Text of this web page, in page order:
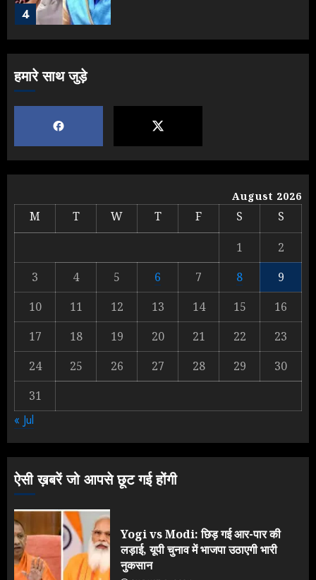
4
1
Yogi vs Modi: छिड़ गई आर-पार की
लड़ाई, यूपी चुनाव में भाजपा उठाएगी भारी
नुकसान
2
Yogi Government ने विज्ञापनों पर
उड़ाए करोड़ों, टूट गया मोदी का रिकॉर्ड !
3
Rahul Gandhi के तीखे वार से बार-बार
हमारे साथ जुड़े
August 2026
M T W T F S
S
1
2
3
4 5 6 7 8
9
10
11 12 13 14 15
16
17
18 19 20 21 22
23
24
25 26 27 28 29
30
31
« Jul
ऐसी ख़बरें जो आपसे छूट गई होंगी
Yogi vs Modi: छिड़ गई आर-पार की
लड़ाई, यूपी चुनाव में भाजपा उठाएगी भारी
नुकसान